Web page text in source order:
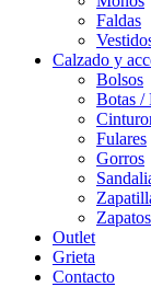
Faldas
Calzado y
Bolsos
Botas /
Fulares
Gorros
Zapatos
Outlet
Grieta
Contacto